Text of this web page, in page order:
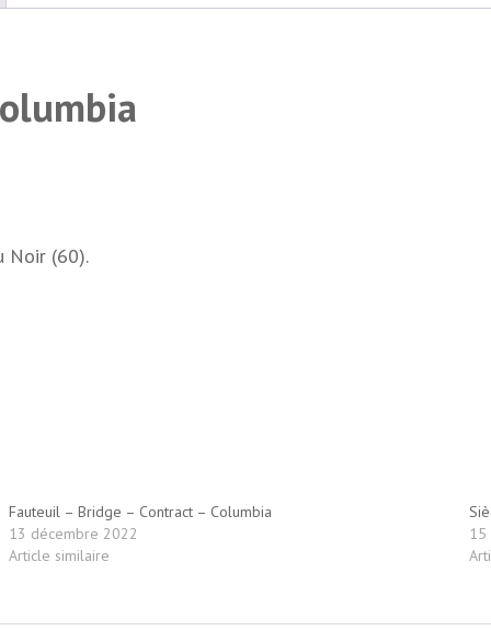
Noir (60).
Fauteuil – Bridge – Contract – Columbia
13 décembre 2022
Article similaire
15